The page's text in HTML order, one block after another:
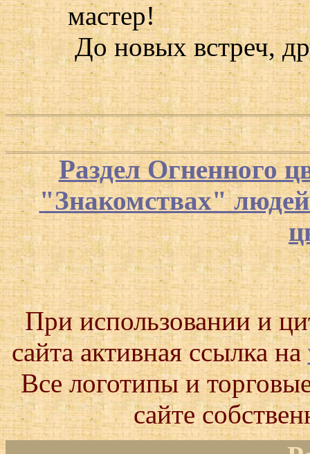
мастер!
До новых встреч,
Раздел Огненного
"Знакомствах"
При использовании и
сайта активная ссылка на
Все логотипы и
сайте